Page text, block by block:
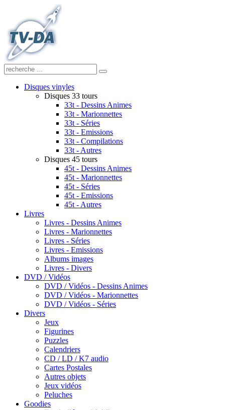
Disques vinyles
Disques 33 tours
33t - Dessins Animes
33t - Marionnettes
33t - Séries
33t - Emissions
33t - Compilations
33t - Autres
Disques 45 tours
45t - Dessins Animes
45t - Marionnettes
45t - Séries
45t - Emissions
45t - Autres
Livres
Livres - Dessins Animes
Livres - Marionnettes
Livres - Séries
Livres - Emissions
Albums images
Livres - Divers
DVD / Vidéos
DVD / Vidéos - Dessins Animes
DVD / Vidéos - Marionnettes
DVD / Vidéos - Séries
Divers
Jeux
Figurines
Puzzles
Calendriers
CD / LD / K7 audio
Cartes Postales
Autres objets
Jeux vidéos
Peluches
Goodies